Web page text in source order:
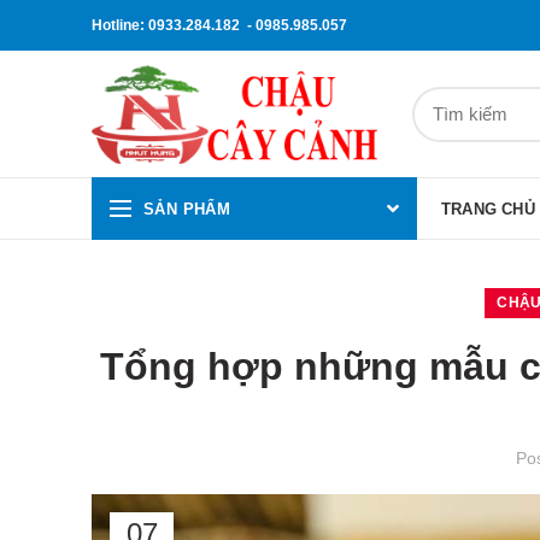
Hotline: 0933.284.182 - 0985.985.057
SẢN PHẨM TRANG CHỦ
Tổng hợp những mẫu
07